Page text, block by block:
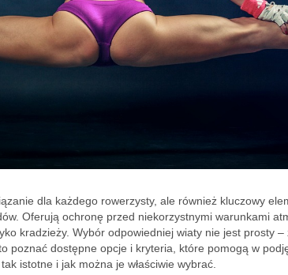
dla każdego rowerzysty, ale również kluczowy
Oferują ochronę przed niekorzystnymi warunkami
kradzieży. Wybór odpowiedniej wiaty nie jest prosty –
poznać dostępne opcje i kryteria, które pomogą w
istotne i jak można je właściwie wybrać.